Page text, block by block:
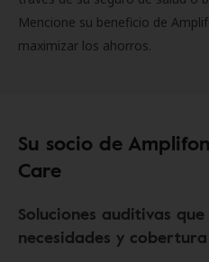
Mencione su beneficio de
maximizar los ahorros.
Su socio de
Care
Soluciones auditivas
necesidades y